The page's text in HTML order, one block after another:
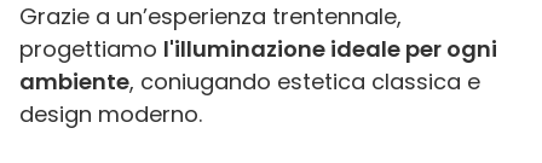
Grazie a un’esperienza trentennale,
progettiamo l'illuminazione ideale per ogni
ambiente, coniugando estetica classica e
design moderno.